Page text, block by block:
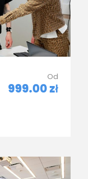
Od
999.00 zł